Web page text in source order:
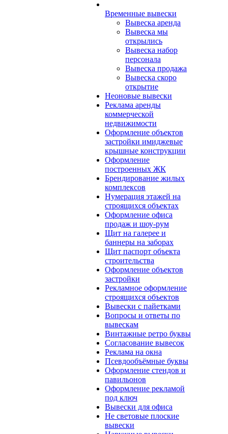
Временные вывески
Вывеска аренда
Вывеска мы
открылись
Вывеска набор
персонала
Вывеска продажа
Вывеска скоро
открытие
Неоновые вывески
Реклама аренды
коммерческой
недвижимости
Оформление объектов
застройки имиджевые
крышные конструкции
Оформление
построенных ЖК
Брендирование жилых
комплексов
Нумерация этажей на
строящихся объектах
Оформление офиса
продаж и шоу-рум
Щит на галерее и
баннеры на заборах
Щит паспорт объекта
строительства
Оформление объектов
застройки
Рекламное оформление
строящихся объектов
Вывески с пайетками
Вопросы и ответы по
вывескам
Винтажные ретро буквы
Согласование вывесок
Реклама на окна
Псевдообъёмные буквы
Оформление стендов и
павильонов
Оформление рекламой
под ключ
Вывески для офиса
Не световые плоские
вывески